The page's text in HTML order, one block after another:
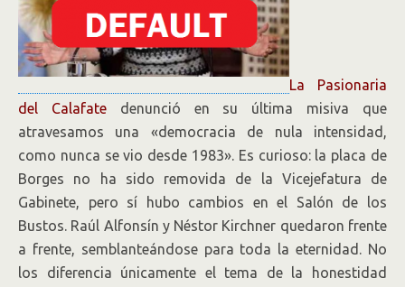
La Pasionaria
del Calafatedenunció en su última misiva que
atravesamos una «democracia de nula intensidad,
como nunca se vio desde 1983». Es curioso: la placa de
Borges no ha sido removida de la Vicejefatura de
Gabinete, pero sí hubo cambios en el Salón de los
Bustos. Raúl Alfonsín y Néstor Kirchner quedaron frente
a frente, semblanteándose para toda la eternidad. No
los diferencia únicamente el tema de la honestidad